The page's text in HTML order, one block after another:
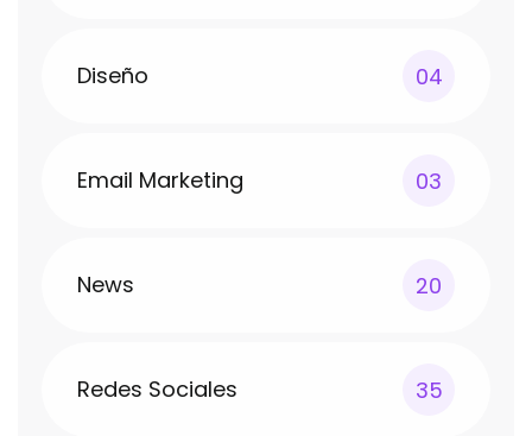
Diseño 04
Email Marketing 03
News 20
Redes Sociales 35